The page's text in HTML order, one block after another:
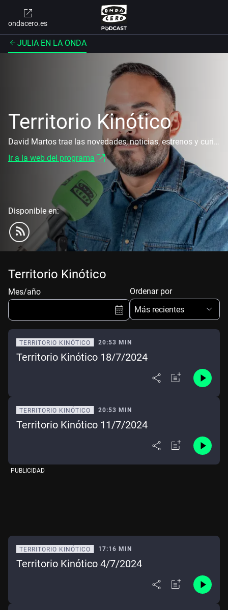
ondacero.es
JULIA EN LA ONDA
Territorio Kinótico
David Martos trae las novedades, noticias, estrenos y curiosidades del mundo del cine y las series
Ir a la web del programa
Disponible en:
Territorio Kinótico
Mes/año
Sep Oct Nov
Ordenar por
Más recientes
TERRITORIO KINÓTICO 20:53 MIN
Territorio Kinótico 18/7/2024
TERRITORIO KINÓTICO 20:53 MIN
Territorio Kinótico 11/7/2024
PUBLICIDAD
TERRITORIO KINÓTICO 17:16 MIN
Territorio Kinótico 4/7/2024